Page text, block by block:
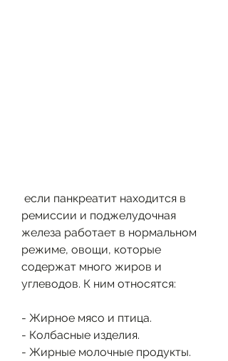
ремиссии и поджелудочная
железа работает в нормальном
режиме, овощи, которые
содержат много жиров и
углеводов. К ним относятся:
- Жирное мясо и птица.
- Колбасные изделия.
- Жирные молочные продукты.